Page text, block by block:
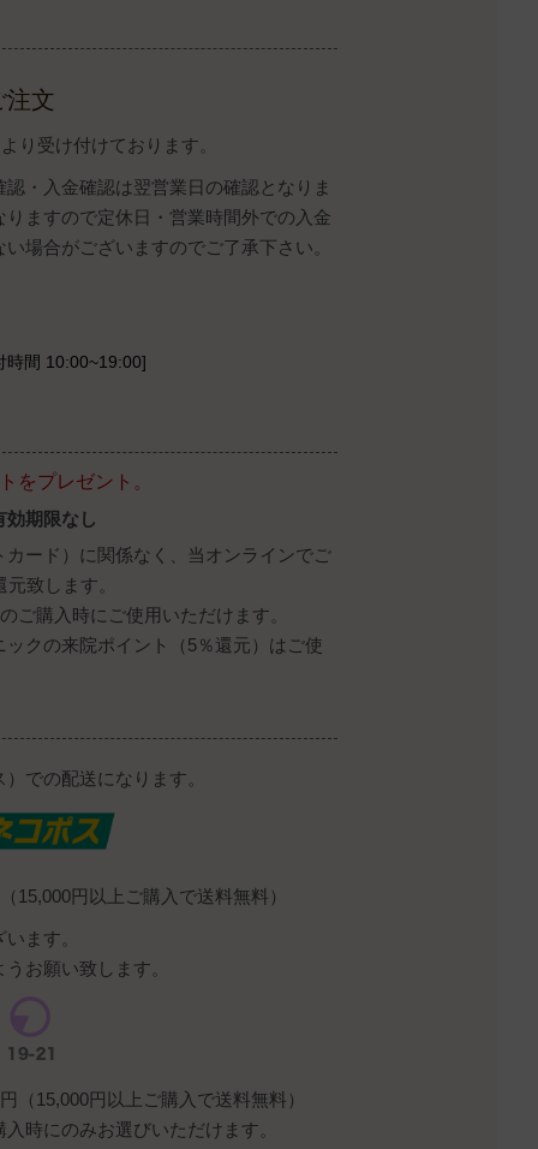
注文
り受け付けております。
・入金確認は翌営業日の確認となりま
ますので定休日・営業時間外での入金
場合がございますのでご了承下さい。
間 10:00~19:00]
をプレゼント。
期限なし
ード）に関係なく、当オンラインでご
致します。
ご購入時にご使用いただけます。
クの来院ポイント（5％還元）はご使
での配送になります。
15,000円以上ご購入で送料無料）
ます。
お願い致します。
（15,000円以上ご購入で送料無料）
時にのみお選びいただけます。